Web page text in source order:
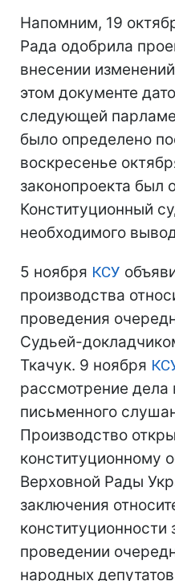
Напомним, 19
Рада одобрила
внесении
этом документе
следующей
было определено
воскресенье
законопроекта был
Конституционный
необходимого
5 ноября КСУ
производства
проведения
Судьей-
Ткачук. 9 ноября
рассмотрение дела
письменного
Производство
конституционному
Верховной Рады
заключения
конституционности
проведении
народных